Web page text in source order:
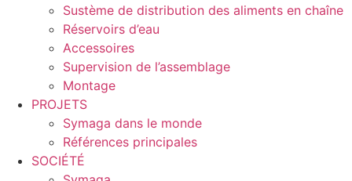
Sustème de distribution des aliments en chaîne
Réservoirs d’eau
Accessoires
Supervision de l’assemblage
Montage
PROJETS
Symaga dans le monde
Références principales
SOCIÉTÉ